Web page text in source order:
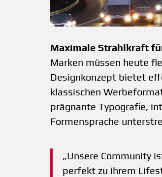
Maximale Strahlkraft
Marken müssen heute
Designkonzept bietet
klassischen
prägnante Typografie,
Formensprache
„Unsere Community
perfekt zu ihrem